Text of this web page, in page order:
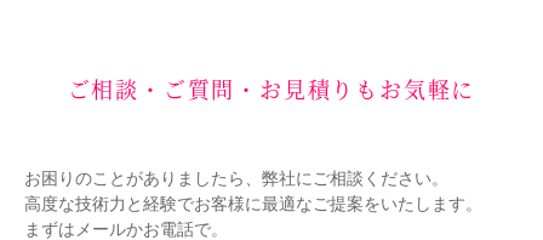
ご相談・ご質問・お見積りもお気軽に
お困りのことがありましたら、弊社にご相談ください。
高度な技術力と経験でお客様に最適なご提案をいたします。
まずはメールかお電話で。